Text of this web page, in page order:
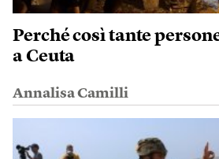
Perché così tante
a Ceuta
Annalisa Camilli